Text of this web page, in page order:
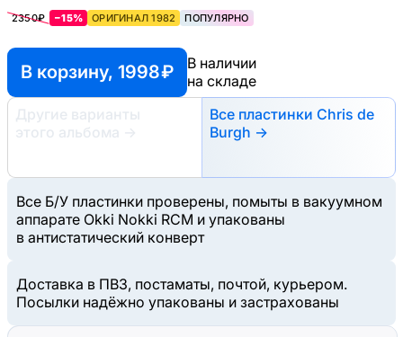
2350₽ −15% ОРИГИНАЛ 1982 ПОПУЛЯРНО
В корзину, 1998 ₽
В наличии
на складе
Другие варианты
этого альбома
→
Все пластинки Chris de
Burgh →
Все Б/У пластинки проверены, помыты в вакуумном
аппарате Okki Nokki RCM и упакованы
в антистатический конверт
Доставка в ПВЗ, постаматы, почтой, курьером.
Посылки надёжно упакованы и застрахованы